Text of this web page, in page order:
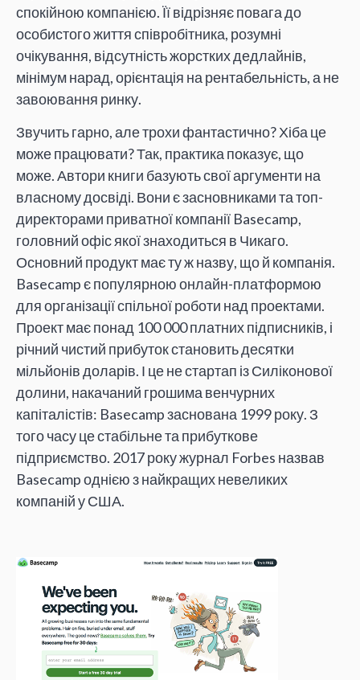
спокійною компанією. Її відрізняє повага до
особистого життя співробітника, розумні
очікування, відсутність жорстких дедлайнів,
мінімум нарад, орієнтація на рентабельність, а не
завоювання ринку.
Звучить гарно, але трохи фантастично? Хіба це
може працювати? Так, практика показує, що
може. Автори книги базують свої аргументи на
власному досвіді. Вони є засновниками та топ-
директорами приватної компанії Basecamp,
головний офіс якої знаходиться в Чикаго.
Основний продукт має ту ж назву, що й компанія.
Basecamp є популярною онлайн-платформою
для організації спільної роботи над проектами.
Проект має понад 100 000 платних підписників, і
річний чистий прибуток становить десятки
мільйонів доларів. І це не стартап із Силіконової
долини, накачаний грошима венчурних
капіталістів: Basecamp заснована 1999 року. З
того часу це стабільне та прибуткове
підприємство. 2017 року журнал Forbes назвав
Basecamp однією з найкращих невеликих
компаній у США.